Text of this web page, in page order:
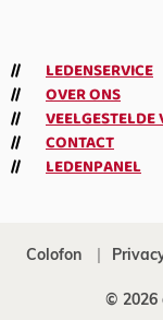
LEDENSERVICE
OVER ONS
VEELGESTELDE
CONTACT
LEDENPANEL
Colofon
© 2026